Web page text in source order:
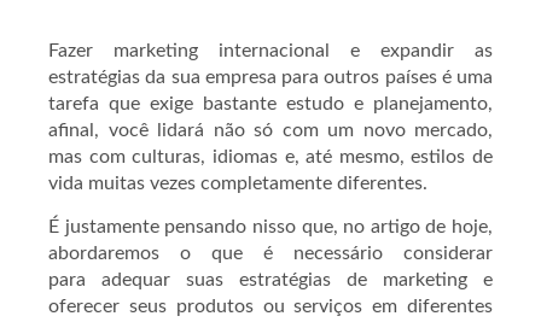
Fazer marketing internacional e expandir as
estratégias da sua empresa para outros países é uma
tarefa que exige bastante estudo e planejamento,
afinal, você lidará não só com um novo mercado,
mas com culturas, idiomas e, até mesmo, estilos de
vida muitas vezes completamente diferentes.
É justamente pensando nisso que, no artigo de hoje,
abordaremos o que é necessário considerar
para adequar suas estratégias de marketing e
oferecer seus produtos ou serviços em diferentes